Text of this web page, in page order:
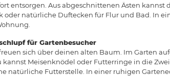
entsorgen. Aus abgeschnittenen Ästen kannst
oder natürliche Duftecken für Flur und Bad. In
für Gartenbesucher
sich über deinen alten Baum. Im Garten
Meisenknödel oder Futterringe in die
natürliche Futterstelle. In einer ruhigen